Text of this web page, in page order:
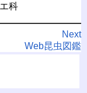
科
Next
Web昆虫図鑑